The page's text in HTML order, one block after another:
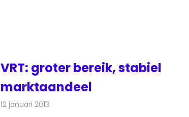
VRT: groter bereik, stabiel
marktaandeel
12 januari 2013